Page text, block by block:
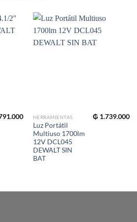
HERRAMIENTAS
Luz Portátil
Multiuso 1700lm
12V DCL045
DEWALT SIN
BAT
₲ 1.739.000